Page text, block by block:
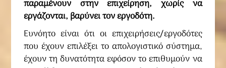
παραμένουν στην επιχείρηση, χωρίς να
εργάζονται, βαρύνει τον εργοδότη.
Ευνόητο είναι ότι οι επιχειρήσεις/εργοδότες
που έχουν επιλέξει το απολογιστικό σύστημα,
έχουν τη δυνατότητα εφόσον το επιθυμούν να